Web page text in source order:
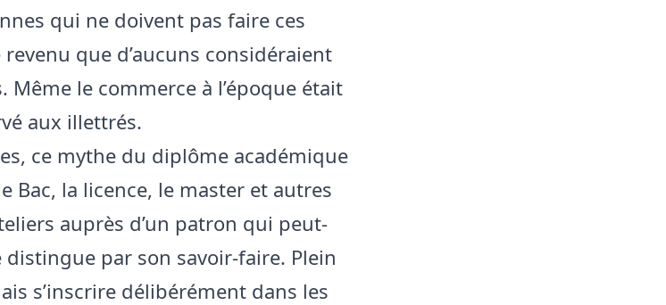
qui ne doivent pas faire ces
que d’aucuns considéraient
le commerce à l’époque était
aux illettrés.
ce mythe du diplôme académique
Bac, la licence, le master et autres
auprès d’un patron qui peut-
distingue par son savoir-faire. Plein
s’inscrire délibérément dans les